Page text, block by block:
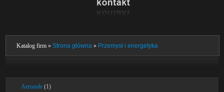
Katalog firm »Strona główna » Przemysł i energetyka
Aerozole (1)